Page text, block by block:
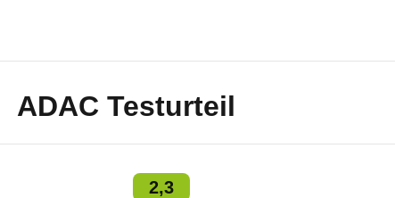
ADAC Testurteil
2,3